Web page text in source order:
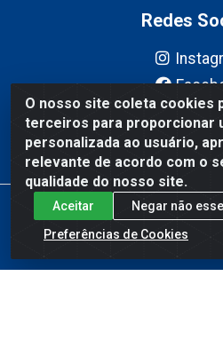
O nosso site coleta cookies
terceiros para proporcionar
personalizada ao usuário,
relevante de acordo com o
qualidade do nosso site.
Aceitar
Negar não
Preferências de Cookies
Redes
Gigavale Atacado - Av. Pedro
dos Campos/SP - CEP 12223-430